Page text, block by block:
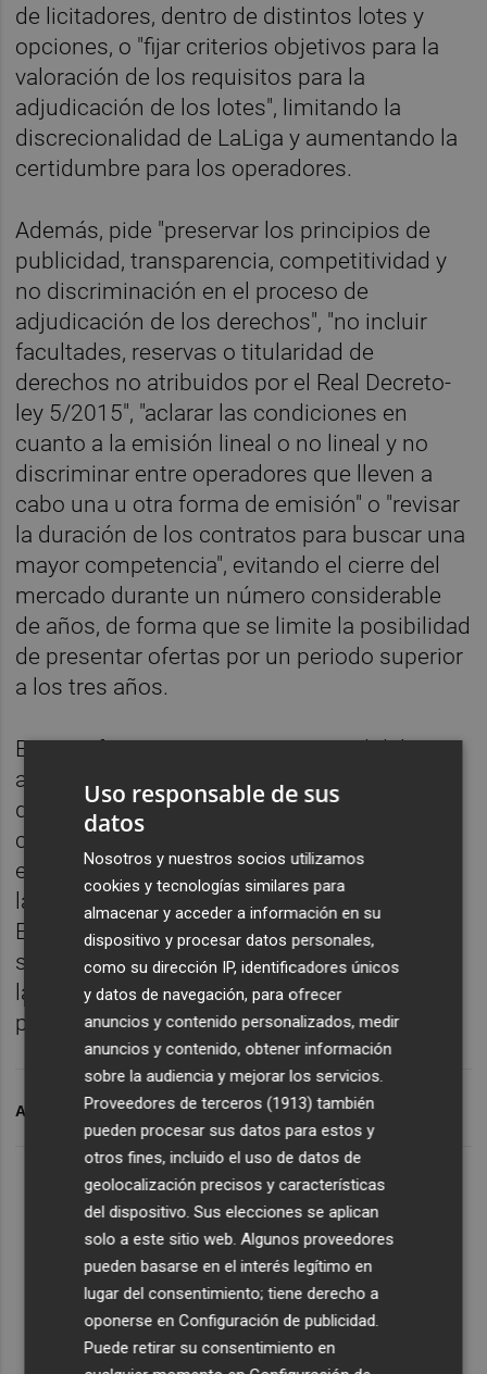
de licitadores, dentro de distintos lotes y
opciones, o "fijar criterios objetivos para la
valoración de los requisitos para la
adjudicación de los lotes", limitando la
discrecionalidad de LaLiga y aumentando la
certidumbre para los operadores.
Además, pide "preservar los principios de
publicidad, transparencia, competitividad y
no discriminación en el proceso de
adjudicación de los derechos", "no incluir
facultades, reservas o titularidad de
derechos no atribuidos por el Real Decreto-
ley 5/2015", "aclarar las condiciones en
cuanto a la emisión lineal o no lineal y no
discriminar entre operadores que lleven a
cabo una u otra forma de emisión" o "revisar
la duración de los contratos para buscar una
mayor competencia", evitando el cierre del
mercado durante un número considerable
de años, de forma que se limite la posibilidad
de presentar ofertas por un periodo superior
a los tres años.
Estos informes se emiten en virtud del
artículo 4 del Real Decreto-ley 5/2015, de 30
de abril, de medidas urgentes en relación
con la comercialización de los derechos de
explotación de contenidos audiovisuales de
las competiciones de fútbol profesional.
Este RDL exige a las comercializadoras
solicitar a la CNMC un informe previo sobre
las condiciones de comercialización
propuestas.
ARCHIVADO EN CNMC
Uso responsable de sus
datos
Nosotros y nuestros socios utilizamos
cookies y tecnologías similares para
almacenar y acceder a información en su
dispositivo y procesar datos personales,
como su dirección IP, identificadores únicos
y datos de navegación, para ofrecer
anuncios y contenido personalizados, medir
anuncios y contenido, obtener información
sobre la audiencia y mejorar los servicios.
Proveedores de terceros (1913) también
pueden procesar sus datos para estos y
otros fines, incluido el uso de datos de
geolocalización precisos y características
del dispositivo. Sus elecciones se aplican
solo a este sitio web. Algunos proveedores
pueden basarse en el interés legítimo en
lugar del consentimiento; tiene derecho a
oponerse enConfiguración de publicidad.
Puede retirar su consentimiento en